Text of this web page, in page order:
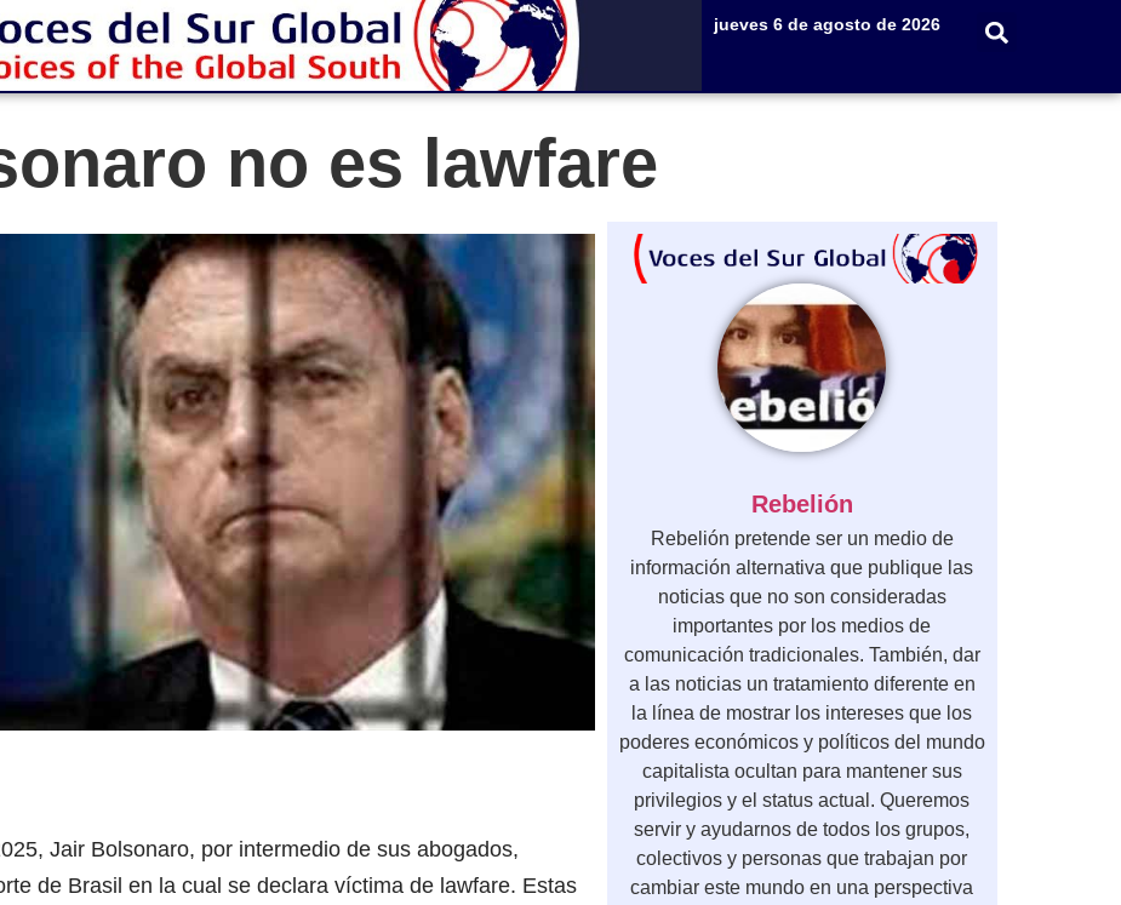
jueves 6 de agosto de 2026
no es lawfare
Jair Bolsonaro, por intermedio de sus abogados,
de Brasil en la cual se declara víctima de lawfare. Estas
Rebelión
Rebelión pretende ser un medio de
información alternativa que publique las
noticias que no son consideradas
importantes por los medios de
comunicación tradicionales. También, dar
a las noticias un tratamiento diferente en
la línea de mostrar los intereses que los
poderes económicos y políticos del mundo
capitalista ocultan para mantener sus
privilegios y el status actual. Queremos
servir y ayudarnos de todos los grupos,
colectivos y personas que trabajan por
cambiar este mundo en una perspectiva